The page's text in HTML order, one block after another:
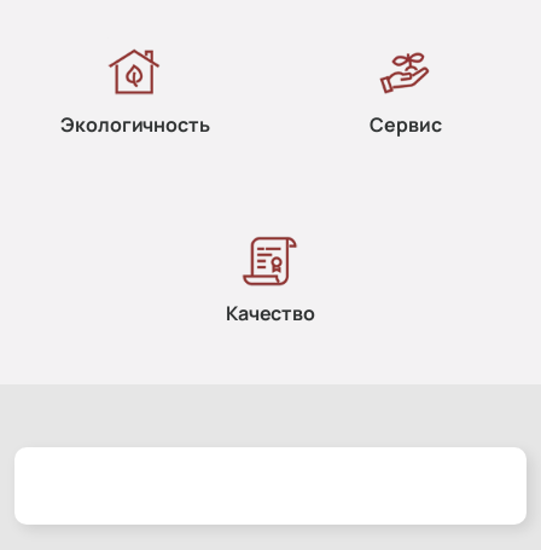
Экологичность Сервис
Качество